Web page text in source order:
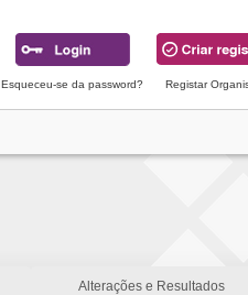
Esqueceu-se da password? Registar
Alterações e Resultados